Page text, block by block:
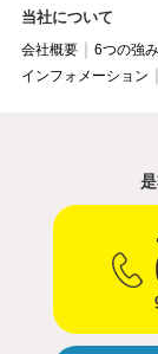
当社について
会社概要 6つの強み
インフォメーション